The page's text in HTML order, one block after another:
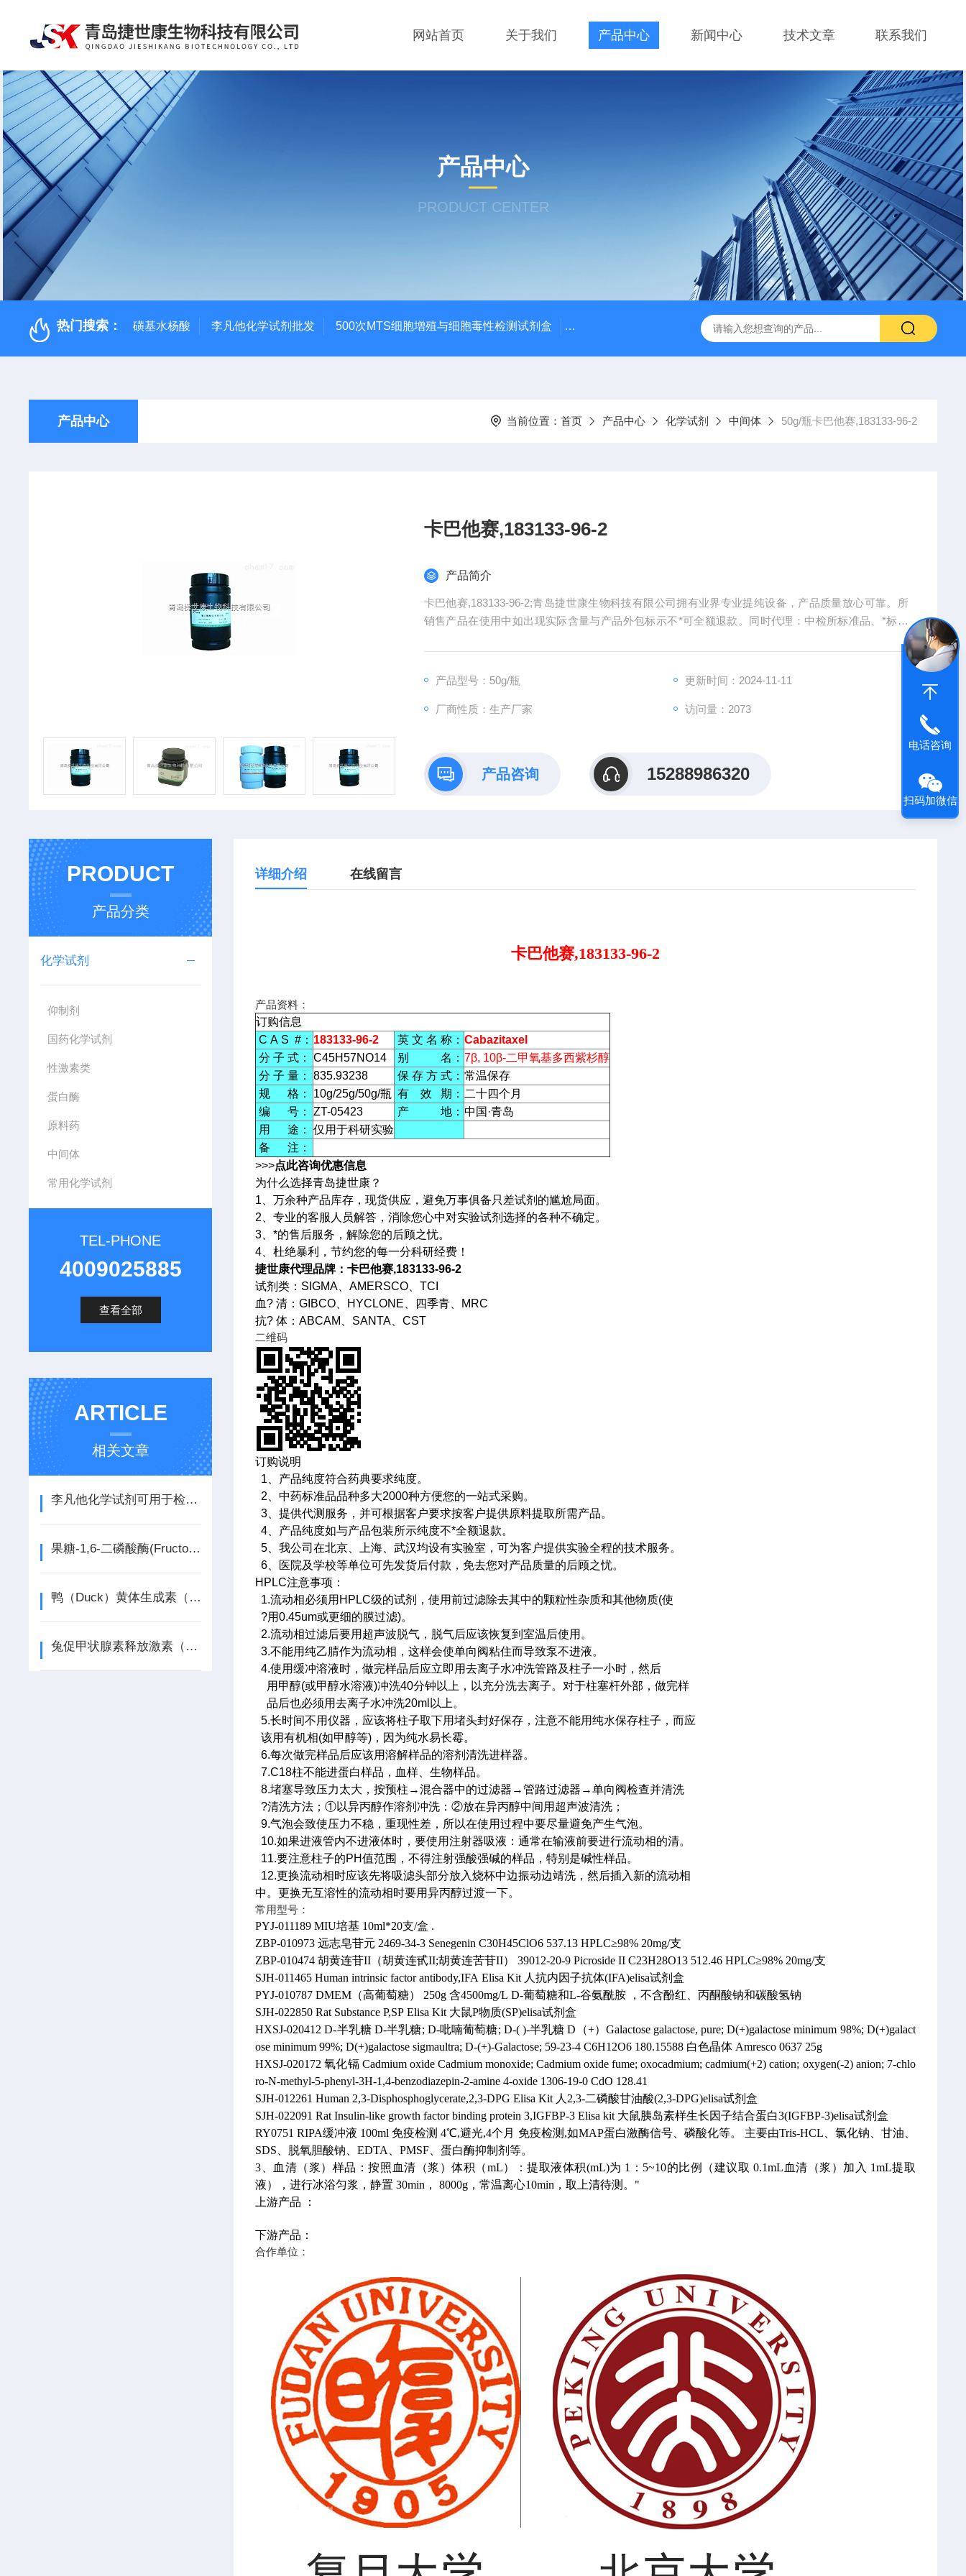
网站首页 关于我们 产品中心 新闻中心 技术文章 联系我们
产品中心
PRODUCT CENTER
热门搜索： 磺基水杨酸 李凡他化学试剂批发 500次MTS细胞增殖与细胞毒性检测试剂盒 48t/96t国产ELISA试剂盒,免费代测
产品中心 当前位置： 首页 产品中心 化学试剂 中间体 50g/瓶卡巴他赛,183133-96-2
卡巴他赛,183133-96-2
产品简介
卡巴他赛,183133-96-2;青岛捷世康生物科技有限公司拥有业界专业提纯设备，产品质量放心可靠。所
销售产品在使用中如出现实际含量与产品外包标示不*可全额退款。同时代理：中检所标准品、*标准
产品型号：50g/瓶 更新时间：2024-11-11
厂商性质：生产厂家 访问量：2073
产品咨询 15288986320
详细介绍 在线留言
卡巴他赛,183133-96-2
产品资料：
订购信息
C A S #： 183133-96-2 英 文 名 称： Cabazitaxel
分 子 式：
C45H57NO14 别 名： 7β, 10β-二甲氧基多西紫杉醇
分 子 量：
835.93238 保 存 方 式： 常温保存
规 格：
10g/25g/50g/瓶 有 效 期： 二十四个月
编 号：
ZT-05423 产 地： 中国·青岛
用 途：
仅用于科研实验
备 注：
>>>点此咨询优惠信息
为什么选择青岛捷世康？
1、万余种产品库存，现货供应，避免万事俱备只差试剂的尴尬局面。
2、专业的客服人员解答，消除您心中对实验试剂选择的各种不确定。
3、*的售后服务，解除您的后顾之忧。
4、杜绝暴利，节约您的每一分科研经费！
捷世康代理品牌：卡巴他赛,183133-96-2
试剂类：SIGMA、AMERSCO、TCI
血? 清：GIBCO、HYCLONE、四季青、MRC
抗? 体：ABCAM、SANTA、CST
二维码
订购说明
1、产品纯度符合药典要求纯度。
2、中药标准品品种多大2000种方便您的一站式采购。
3、提供代测服务，并可根据客户要求按客户提供原料提取所需产品。
4、产品纯度如与产品包装所示纯度不*全额退款。
5、我公司在北京、上海、武汉均设有实验室，可为客户提供实验全程的技术服务。
6、医院及学校等单位可先发货后付款，免去您对产品质量的后顾之忧。
HPLC注意事项：
1.流动相必须用HPLC级的试剂，使用前过滤除去其中的颗粒性杂质和其他物质(使
?用0.45um或更细的膜过滤)。
2.流动相过滤后要用超声波脱气，脱气后应该恢复到室温后使用。
3.不能用纯乙腈作为流动相，这样会使单向阀粘住而导致泵不进液。
4.使用缓冲溶液时，做完样品后应立即用去离子水冲洗管路及柱子一小时，然后
用甲醇(或甲醇水溶液)冲洗40分钟以上，以充分洗去离子。对于柱塞杆外部，做完样
品后也必须用去离子水冲洗20ml以上。
5.长时间不用仪器，应该将柱子取下用堵头封好保存，注意不能用纯水保存柱子，而应
该用有机相(如甲醇等)，因为纯水易长霉。
6.每次做完样品后应该用溶解样品的溶剂清洗进样器。
7.C18柱不能进蛋白样品，血样、生物样品。
8.堵塞导致压力太大，按预柱→混合器中的过滤器→管路过滤器→单向阀检查并清洗
?清洗方法；①以异丙醇作溶剂冲洗：②放在异丙醇中间用超声波清洗；
9.气泡会致使压力不稳，重现性差，所以在使用过程中要尽量避免产生气泡。
10.如果进液管内不进液体时，要使用注射器吸液：通常在输液前要进行流动相的清。
11.要注意柱子的PH值范围，不得注射强酸强碱的样品，特别是碱性样品。
12.更换流动相时应该先将吸滤头部分放入烧杯中边振动边靖洗，然后插入新的流动相
中。更换无互溶性的流动相时要用异丙醇过渡一下。
常用型号：
PYJ-011189 MIU培基 10ml*20支/盒 .
ZBP-010973 远志皂苷元 2469-34-3 Senegenin C30H45ClO6 537.13 HPLC≥98% 20mg/支
ZBP-010474 胡黄连苷II（胡黄连甙II;胡黄连苦苷II） 39012-20-9 Picroside II C23H28O13 512.46 HPLC≥98% 20mg/支
SJH-011465 Human intrinsic factor antibody,IFA Elisa Kit 人抗内因子抗体(IFA)elisa试剂盒
PYJ-010787 DMEM（高葡萄糖）
250g 含4500mg/L D-葡萄糖和L-谷氨酰胺 ，不含酚红、丙酮酸钠和碳酸氢钠
SJH-022850 Rat Substance P,SP Elisa Kit 大鼠P物质(SP)elisa试剂盒
HXSJ-020412 D-半乳糖 D-半乳糖; D-吡喃葡萄糖; D-( )-半乳糖 D（+）Galactose galactose, pure; D(+)galactose minimum 98%; D(+)galact
ose minimum 99%; D(+)galactose sigmaultra; D-(+)-Galactose; 59-23-4 C6H12O6 180.15588 白色晶体 Amresco 0637 25g
HXSJ-020172 氧化镉 Cadmium oxide Cadmium monoxide; Cadmium oxide fume; oxocadmium; cadmium(+2) cation; oxygen(-2) anion; 7-chlo
ro-N-methyl-5-phenyl-3H-1,4-benzodiazepin-2-amine 4-oxide 1306-19-0 CdO 128.41
SJH-012261 Human 2,3-Disphosphoglycerate,2,3-DPG Elisa Kit 人2,3-二磷酸甘油酸(2,3-DPG)elisa试剂盒
SJH-022091 Rat Insulin-like growth factor binding protein 3,IGFBP-3 Elisa kit 大鼠胰岛素样生长因子结合蛋白3(IGFBP-3)elisa试剂盒
RY0751 RIPA缓冲液 100ml 免疫检测 4℃,避光,4个月 免疫检测,如MAP蛋白激酶信号、磷酸化等。
主要由Tris-HCL、氯化钠、甘油、
SDS、脱氧胆酸钠、EDTA、PMSF、蛋白酶抑制剂等。
3、血清（浆）样品：按照血清（浆）体积（mL）：提取液体积(mL)为 1：5~10的比例（建议取 0.1mL血清（浆）加入 1mL提取
液），进行冰浴匀浆，静置 30min， 8000g，常温离心10min，取上清待测。"
上游产品 ：
下游产品：
合作单位：
PRODUCT
产品分类
化学试剂
仰制剂
国药化学试剂
性激素类
蛋白酶
原料药
中间体
常用化学试剂
TEL-PHONE
4009025885
查看全部
ARTICLE
相关文章
李凡他化学试剂可用于检测是否含有浆膜黏蛋白
果糖-1,6-二磷酸酶(Fructose 1,6-bisphosphatase，FBP)试剂盒说明书
鸭（Duck）黄体生成素（LH）ELISA检测试剂盒产品介绍
兔促甲状腺素释放激素（TRH） ELISA检测试剂盒说明书
电话咨询
扫码加微信